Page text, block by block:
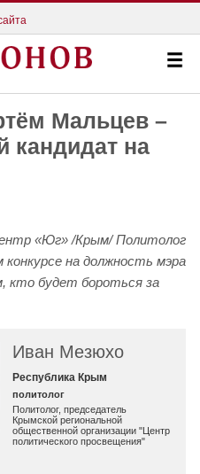
Мальцев –
кандидат на
«Юг» /Крым/ Политолог
на должность мэра
кто будет бороться за
Иван Мезюхо
Республика Крым
политолог
Политолог, председатель
Крымской региональной
общественной организации "Центр
политического просвещения"